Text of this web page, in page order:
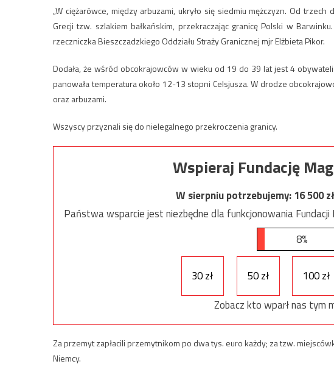
„W ciężarówce, między arbuzami, ukryło się siedmiu mężczyzn. Od
Grecji tzw. szlakiem bałkańskim, przekraczając granicę Polski w
rzeczniczka Bieszczadzkiego Oddziału Straży Granicznej mjr Elżbieta Pikor.
Dodała, że wśród obcokrajowców w wieku od 19 do 39 lat jest 4
panowała temperatura około 12-13 stopni Celsjusza. W drodze
oraz arbuzami.
Wszyscy przyznali się do nielegalnego przekroczenia granicy.
Wspieraj Fundację
W sierpniu potrzebujemy:16 500
Państwa wsparcie jest niezbędne dla funkcjonowania Fundacji
8%
30 zł 50 zł 100 zł
Zobacz kto wparł nas tym
Za przemyt zapłacili przemytnikom po dwa tys. euro każdy; za tzw.
Niemcy.